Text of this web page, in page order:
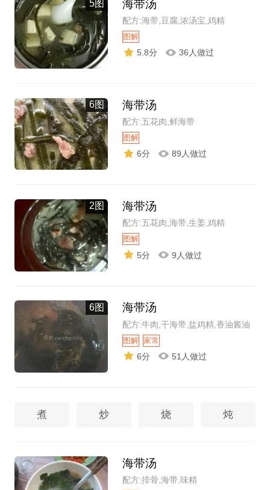
5图 海带汤
配方:海带,豆腐,浓汤宝,鸡精
图解
5.8分 36人做过
6图 海带汤
配方:五花肉,鲜海带
图解
6分 89人做过
2图 海带汤
配方:五花肉,海带,生姜,鸡精
图解
5分 9人做过
6图 海带汤
配方:牛肉,干海带,盐鸡精,香油酱油
图解 家常
6分 51人做过
煮 炒 烧 炖
海带汤
配方:排骨,海带,味精